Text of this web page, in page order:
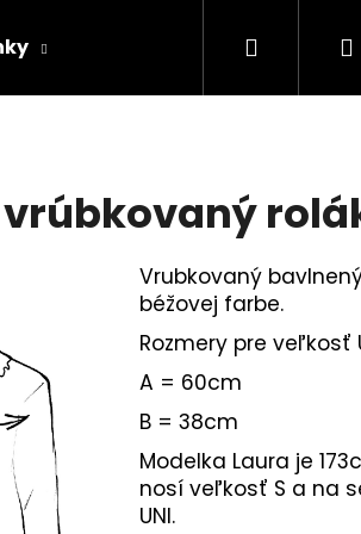
Hľadať
Vrubkovaný
béžovej farbe.
Rozmery pre veľkosť
A = 60cm
B = 38cm
Modelka Laura je
nosí veľkosť S a na
UNI.